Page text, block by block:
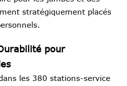
stratégiquement placés
pour
les 380 stations-service